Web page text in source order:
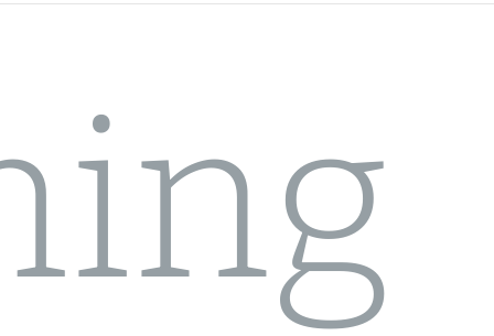
chamber.lt